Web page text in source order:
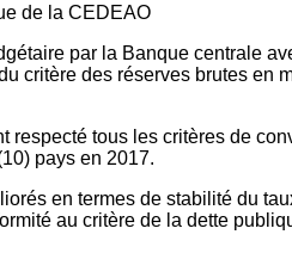
de la CEDEAO
par la Banque centrale
critère des réserves brutes en
respecté tous les critères de
pays en 2017.
en termes de stabilité du
au critère de la dette